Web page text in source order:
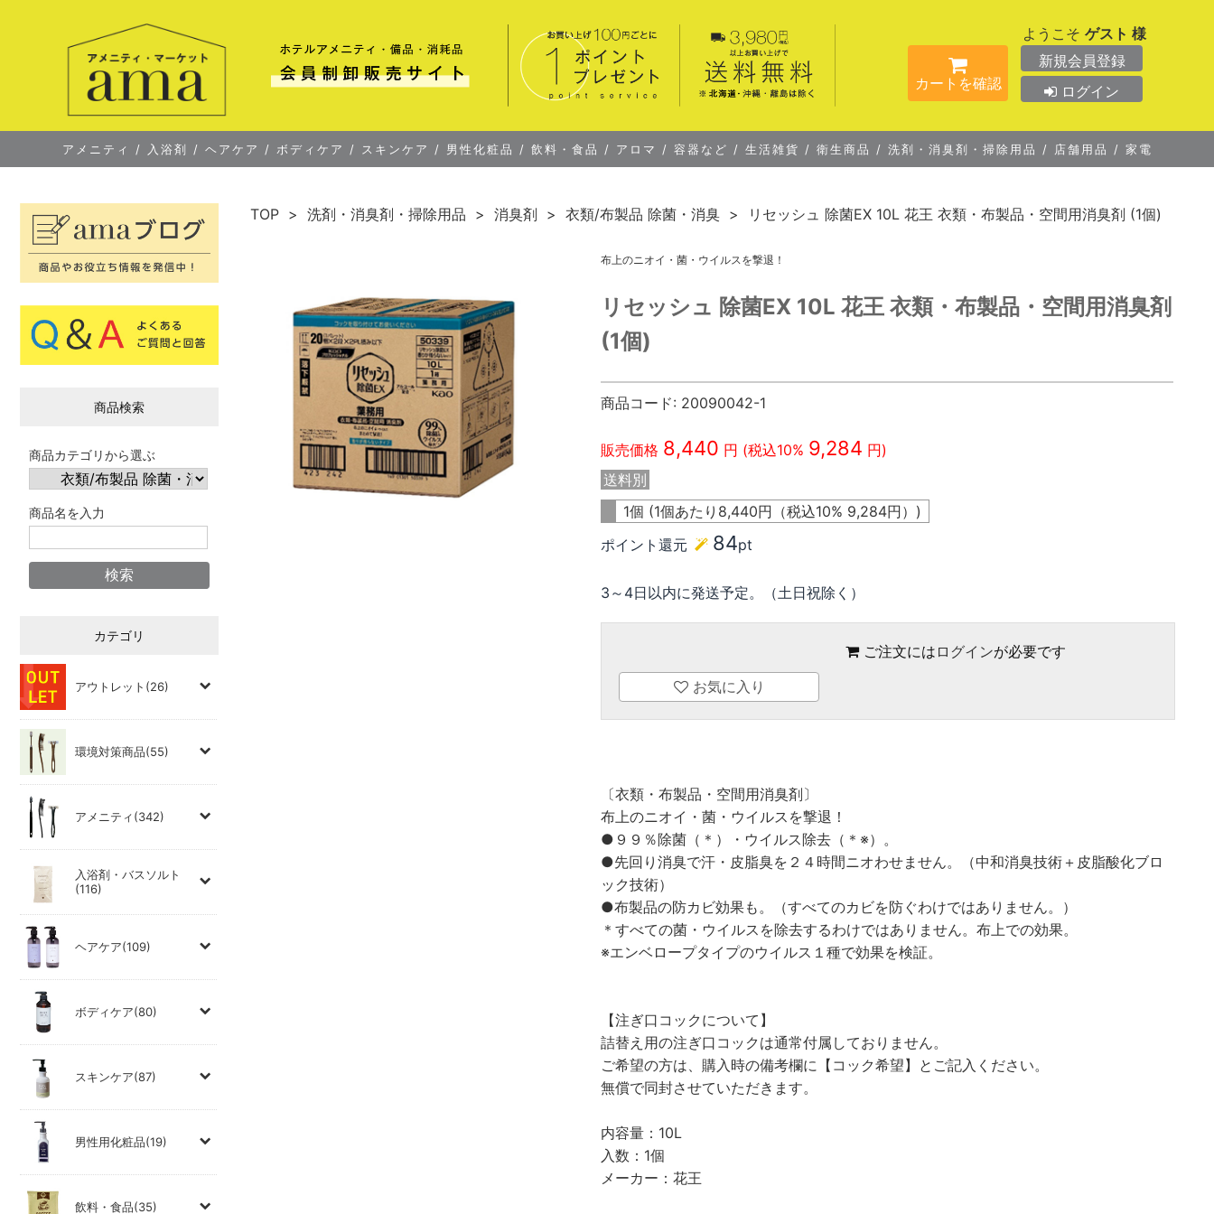
ようこそ ゲスト 様
新規会員登録
ログイン
カートを確認
アメニティ / 入浴剤 / ヘアケア / ボディケア / スキンケア / 男性化粧品 / 飲料・食品 / アロマ / 容器など / 生活雑貨 / 衛生商品 / 洗剤・消臭剤・掃除用品 / 店舗用品 / 家電
商品検索
商品カテゴリから選ぶ
商品名を入力
カテゴリ
アウトレット(26)
環境対策商品(55)
アメニティ(342)
入浴剤・バスソルト
(116)
ヘアケア(109)
ボディケア(80)
スキンケア(87)
男性用化粧品(19)
飲料・食品(35)
TOP 洗剤・消臭剤・掃除用品 消臭剤 衣類/布製品 除菌・消臭 リセッシュ 除菌EX 10L 花王 衣類・布製品・空間用消臭剤 (1個)
布上のニオイ・菌・ウイルスを撃退！
リセッシュ 除菌EX 10L 花王 衣類・布製品・空間用消臭剤
(1個)
商品コード: 20090042-1
販売価格 8,440 円 (税込10% 9,284 円)
送料別
1個 (1個あたり 8,440円（税込10% 9,284円）)
ポイント還元
84pt
3～4日以内に発送予定。（土日祝除く）
ご注文には ログインが必要です
お気に入り
〔衣類・布製品・空間用消臭剤〕
布上のニオイ・菌・ウイルスを撃退！
●９９％除菌（＊）・ウイルス除去（＊※）。
●先回り消臭で汗・皮脂臭を２４時間ニオわせません。（中和消臭技術＋皮脂酸化ブロ
ック技術）
●布製品の防カビ効果も。（すべてのカビを防ぐわけではありません。）
＊すべての菌・ウイルスを除去するわけではありません。布上での効果。
※エンベロープタイプのウイルス１種で効果を検証。
【注ぎ口コックについて】
詰替え用の注ぎ口コックは通常付属しておりません。
ご希望の方は、購入時の備考欄に【コック希望】とご記入ください。
無償で同封させていただきます。
内容量：10L
入数：1個
メーカー：花王